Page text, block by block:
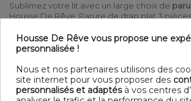
Sublimez votre lit avec un large choix de
Housse De Rêve. Parure de drap plat 3
Laver et repasser sur l'envers afin de protéger
En coton avec tissage ultra serré de 57 fils/
plus le nombre de fils/cm² est élevé, plus le
de bonne qualité.
Produit certifié Oeko-Tex® : Garantit que les
certifiés ne présentent pas de substances
Housse De Rêve vous propose une
personnalisée !
Nous et nos partenaires utilisons des
site internet pour vous proposer des
personnalisés et adaptésà vos centres